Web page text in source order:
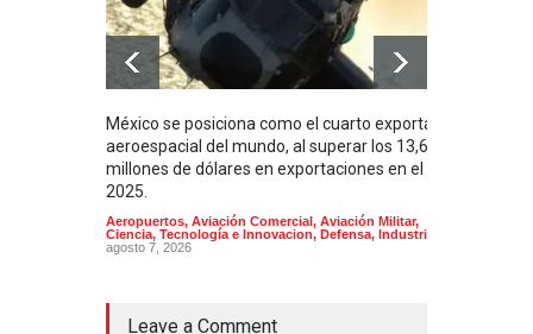
México se posiciona como el cuarto exportador
aeroespacial del mundo, al superar los 13,600
millones de dólares en exportaciones en el
2025.
Aeropuertos, Aviación Comercial, Aviación Militar,
Ciencia, Tecnología e Innovacion, Defensa, Industria
agosto 7, 2026
Leave a Comment